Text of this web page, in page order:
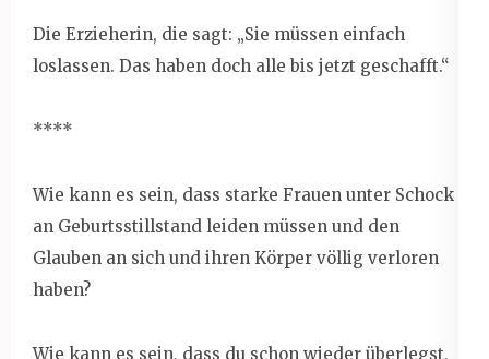
Die Erzieherin, die sagt: „Sie müssen einfach
loslassen. Das haben doch alle bis jetzt geschafft.“
****
Wie kann es sein, dass starke Frauen unter Schock
an Geburtsstillstand leiden müssen und den
Glauben an sich und ihren Körper völlig verloren
haben?
Wie kann es sein, dass du schon wieder überlegst,